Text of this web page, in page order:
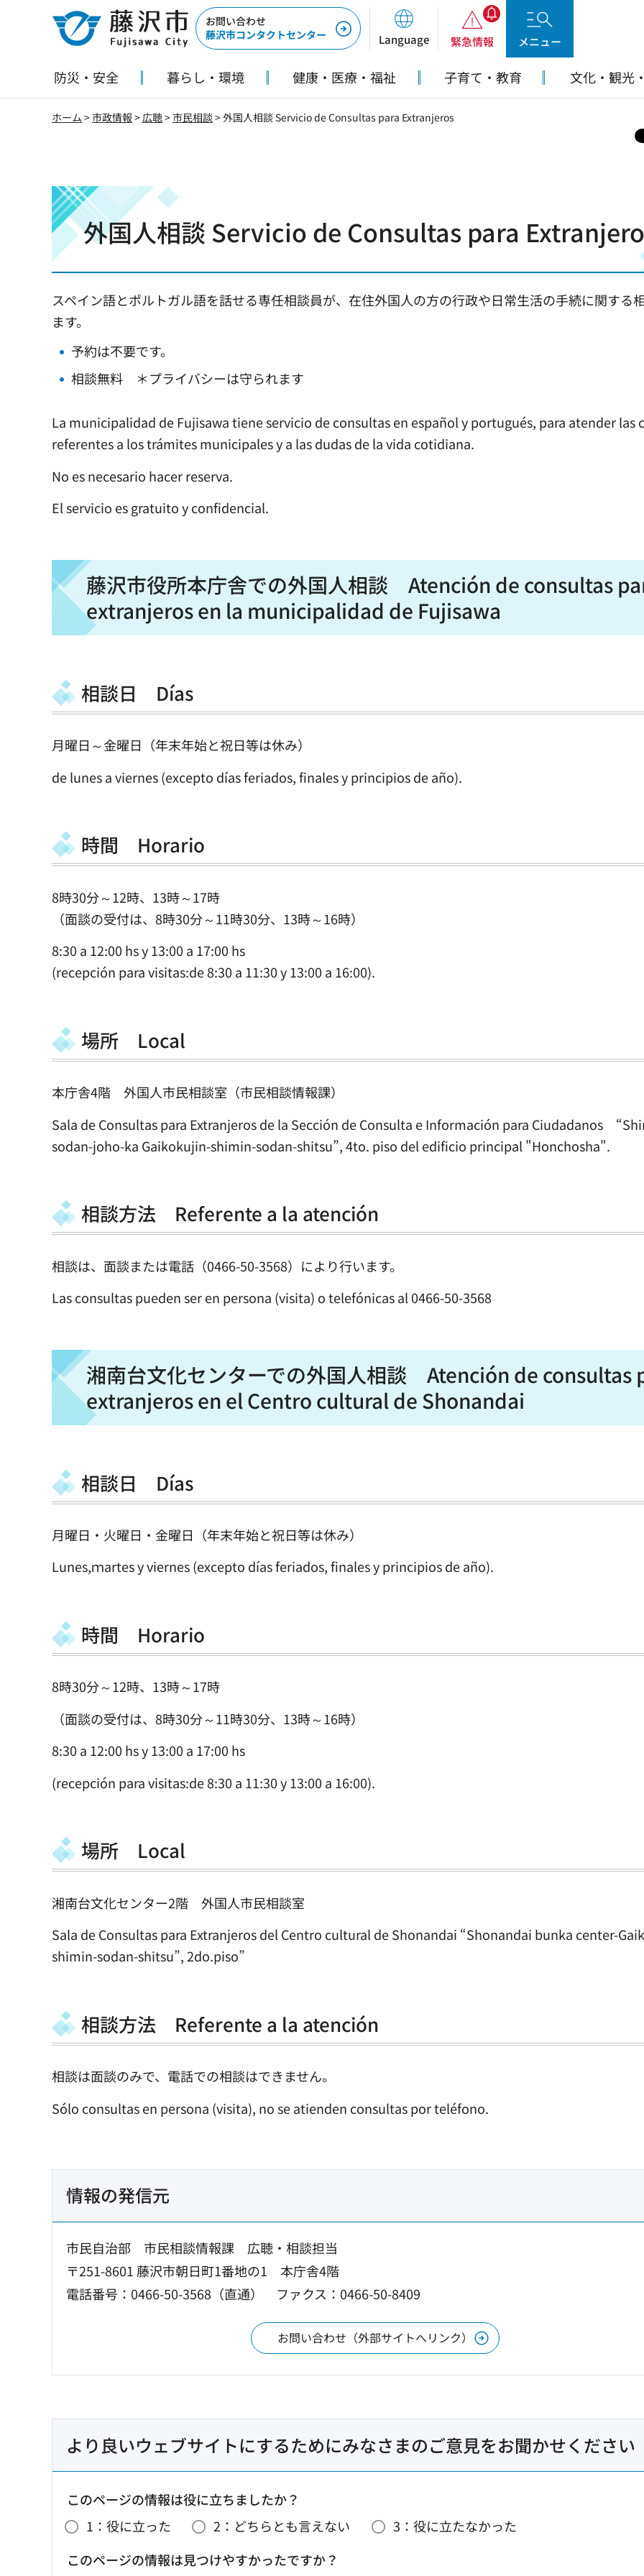
藤沢市
お問い合わせ
藤沢市コンタクトセンター
Language 緊急情報 メニュー
防災・安全 暮らし・環境 健康・医療・福祉 子育て・教育 文化・観光
ホーム >市政情報 >広聴>市民相談> 外国人相談 Servicio de Consultas para Extranjeros
外国人相談 Servicio de Consultas para
スペイン語とポルトガル語を話せる専任相談員が、在住外国人の方の行政や日常生活の手続に関する
ます。
予約は不要です。
相談無料 ＊プライバシーは守られます
La municipalidad de Fujisawa tiene servicio de consultas en español y portugués, para atender las
referentes a los trámites municipales y a las dudas de la vida cotidiana.
No es necesario hacer reserva.
El servicio es gratuito y confidencial.
藤沢市役所本庁舎での外国人相談 Atención de consultas
extranjeros en la municipalidad de Fujisawa
相談日 Días
月曜日～金曜日（年末年始と祝日等は休み）
de lunes a viernes (excepto días feriados, finales y principios de año).
時間 Horario
8時30分～12時、13時～17時
（面談の受付は、8時30分～11時30分、13時～16時）
8:30 a 12:00 hs y 13:00 a 17:00 hs
(recepción para visitas:de 8:30 a 11:30 y 13:00 a 16:00).
場所 Local
本庁舎4階 外国人市民相談室（市民相談情報課）
Sala de Consultas para Extranjeros de la Sección de Consulta e Información para Ciudadanos
sodan-joho-ka Gaikokujin-shimin-sodan-shitsu”, 4to. piso del edificio principal "Honchosha".
相談方法 Referente a la atención
相談は、面談または電話（0466-50-3568）により行います。
Las consultas pueden ser en persona (visita) o telefónicas al 0466-50-3568
湘南台文化センターでの外国人相談 Atención de consultas
extranjeros en el Centro cultural de Shonandai
相談日 Días
月曜日・火曜日・金曜日（年末年始と祝日等は休み）
Lunes,ｍartes y viernes (excepto días feriados, finales y principios de año).
時間 Horario
8時30分～12時、13時～17時
（面談の受付は、8時30分～11時30分、13時～16時）
8:30 a 12:00 hs y 13:00 a 17:00 hs
(recepción para visitas:de 8:30 a 11:30 y 13:00 a 16:00).
場所 Local
湘南台文化センター2階 外国人市民相談室
Sala de Consultas para Extranjeros del Centro cultural de Shonandai “Shonandai bunka center-
shimin-sodan-shitsu”, 2do.piso”
相談方法 Referente a la atención
相談は面談のみで、電話での相談はできません。
Sólo consultas en persona (visita), no se atienden consultas por teléfono.
情報の発信元
市民自治部 市民相談情報課 広聴・相談担当
〒251-8601 藤沢市朝日町1番地の1 本庁舎4階
電話番号：0466-50-3568（直通）
ファクス：0466-50-8409
お問い合わせ（外部サイトへリンク）
より良いウェブサイトにするためにみなさまのご意見をお聞かせください
このページの情報は役に立ちましたか？
1：役に立った
2：どちらとも言えない
3：役に立たなかった
このページの情報は見つけやすかったですか？